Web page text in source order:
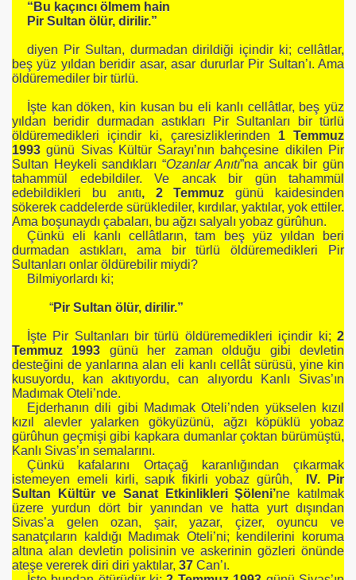
“Bu kaçıncı ölmem hain
Pir Sultan ölür, dirilir.”
diyen Pir Sultan, durmadan dirildiği içindir ki; cellâtlar,
beş yüz yıldan beridir asar, asar dururlar Pir Sultan’ı. Ama
öldüremediler bir türlü.
İşte kan döken, kin kusan bu eli kanlı cellâtlar, beş yüz
yıldan beridir durmadan astıkları Pir Sultanları bir türlü
öldüremedikleri içindir ki, çaresizliklerinden 1 Temmuz
1993günü Sivas Kültür Sarayı’nın bahçesine dikilen Pir
Sultan Heykeli sandıkları “Ozanlar Anıtı”na ancak bir gün
tahammül edebildiler. Ve ancak bir gün tahammül
edebildikleri bu anıtı, 2 Temmuz günü kaidesinden
sökerek caddelerde sürüklediler, kırdılar, yaktılar, yok ettiler.
Ama boşunaydı çabaları, bu ağzı salyalı yobaz gürûhun.
Çünkü eli kanlı cellâtların, tam beş yüz yıldan beri
durmadan astıkları, ama bir türlü öldüremedikleri Pir
Sultanları onlar öldürebilir miydi?
Bilmiyorlardı ki;
“Pir Sultan ölür, dirilir.”
İşte Pir Sultanları bir türlü öldüremedikleri içindir ki; 2
Temmuz 1993 günü her zaman olduğu gibi devletin
desteğini de yanlarına alan eli kanlı cellât sürüsü, yine kin
kusuyordu, kan akıtıyordu, can alıyordu Kanlı Sivas’ın
Madımak Oteli’nde.
Ejderhanın dili gibi Madımak Oteli’nden yükselen kızıl
kızıl alevler yalarken gökyüzünü, ağzı köpüklü yobaz
gürûhun geçmişi gibi kapkara dumanlar çoktan bürümüştü,
Kanlı Sivas’ın semalarını.
Çünkü kafalarını Ortaçağ karanlığından çıkarmak
istemeyen emeli kirli, sapık fikirli yobaz gürûh,
IV. Pir
Sultan Kültür ve Sanat Etkinlikleri Şöleni’ne katılmak
üzere yurdun dört bir yanından ve hatta yurt dışından
Sivas’a gelen ozan, şair, yazar, çizer, oyuncu ve
sanatçıların kaldığı Madımak Oteli’ni; kendilerini koruma
altına alan devletin polisinin ve askerinin gözleri önünde
ateşe vererek diri diri yaktılar, 37 Can’ı.
ANLATIYOR
ANLATIYOR
ANLATIYOR
ANLATIYOR
ANLATIYOR